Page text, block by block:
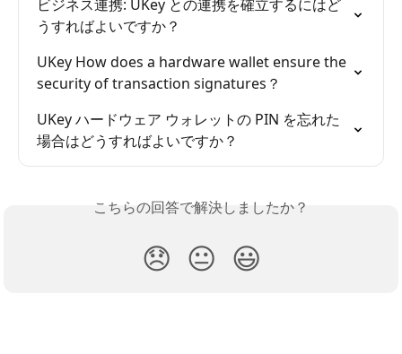
ビジネス連携: UKey との連携を確立するにはど
うすればよいですか？
UKey How does a hardware wallet ensure the
security of transaction signatures？
UKey ハードウェア ウォレットの PIN を忘れた
場合はどうすればよいですか？
こちらの回答で解決しましたか？
😞 😐 😃